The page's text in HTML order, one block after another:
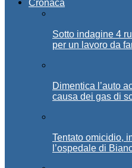
Cronaca
Sotto indagine 4
per un lavoro da
Dimentica l’auto
causa dei gas di
Tentato omicidio,
l’ospedale di